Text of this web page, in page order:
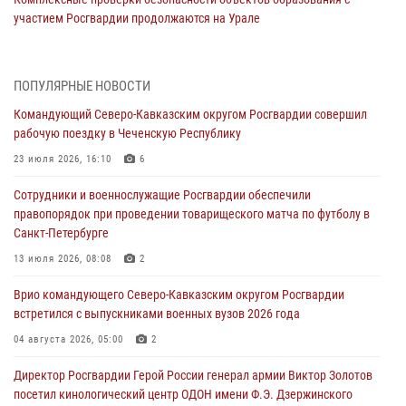
участием Росгвардии продолжаются на Урале
В Сибирском округе Росгвардии состоялись мероприятия,
08 августа 2026, 04:00
На Дальнем Востоке продолжается всероссийская акция "Каникулы
08 августа 2026, 00:00
Заместитель директора Росгвардии генерал-полковник Владислав
Ершов поздравил военнослужащих и сотрудников ведомства с
07 августа 2026, 21:01
«Росгвардия. Вехи истории»: первая антитеррористическая
07 августа 2026, 15:28 1
ПОПУЛЯРНЫЕ НОВОСТИ
Командующий Северо-Кавказским округом Росгвардии совершил
рабочую поездку в Чеченскую Республику
23 июля 2026, 16:10 6
Сотрудники и военнослужащие Росгвардии обеспечили
правопорядок при проведении товарищеского матча по футболу в
Санкт-Петербурге
13 июля 2026, 08:08 2
Врио командующего Северо-Кавказским округом Росгвардии
встретился с выпускниками военных вузов 2026 года
04 августа 2026, 05:00 2
Директор Росгвардии Герой России генерал армии Виктор Золотов
посетил кинологический центр ОДОН имени Ф.Э. Дзержинского